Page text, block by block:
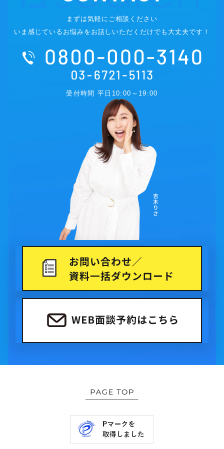
まずは気軽にご相談ください
いま感じているお悩みをお話しいただくだけでも大丈夫です！
受付時間 平日10:00～19:00